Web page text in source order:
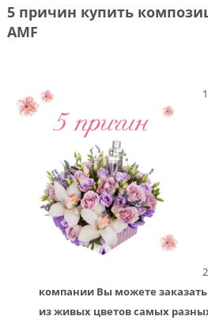
5 причин купить
AMF
компании Вы можете
из живых цветов самых